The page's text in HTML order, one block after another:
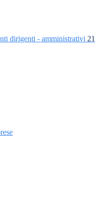
dirigenti - amministrativi 21